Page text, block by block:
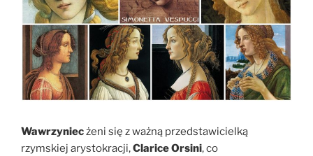
Wawrzyniecżeni się z ważną przedstawicielką
rzymskiej arystokracji,Clarice Orsini, co